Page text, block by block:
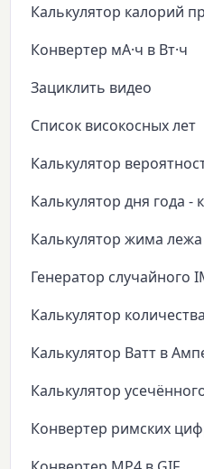
Калькулятор калорий
Конвертер мА·ч в Вт·ч
Зациклить видео
Список високосных лет
Калькулятор
Калькулятор дня года -
Калькулятор жима лежа
Генератор случайного
Калькулятор
Калькулятор Ватт в
Калькулятор
Конвертер римских